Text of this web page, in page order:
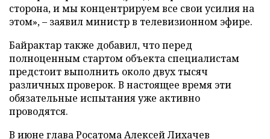
сторона, и мы концентрируем все свои усилия на
этом», – заявил министр в телевизионном эфире.
Байрактар также добавил, что перед
полноценным стартом объекта специалистам
предстоит выполнить около двух тысяч
различных проверок. В настоящее время эти
обязательные испытания уже активно
проводятся.
В июне глава Росатома Алексей Лихачев